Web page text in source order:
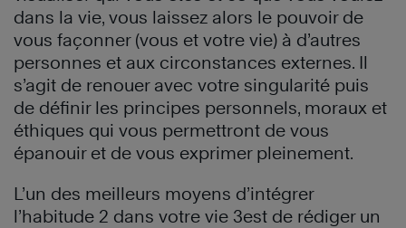
dans la vie, vous laissez alors le pouvoir de
vous façonner (vous et votre vie) à d’autres
personnes et aux circonstances externes. Il
s’agit de renouer avec votre singularité puis
de définir les principes personnels, moraux et
éthiques qui vous permettront de vous
épanouir et de vous exprimer pleinement.
L’un des meilleurs moyens d’intégrer
l’habitude 2 dans votre vie 3est de rédiger un